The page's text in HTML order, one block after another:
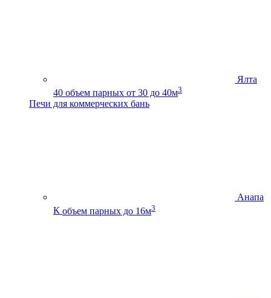
Ялта
40 объем парных от 30 до 40м3
Печи для коммерческих бань
Анапа
К объем парных до 16м3